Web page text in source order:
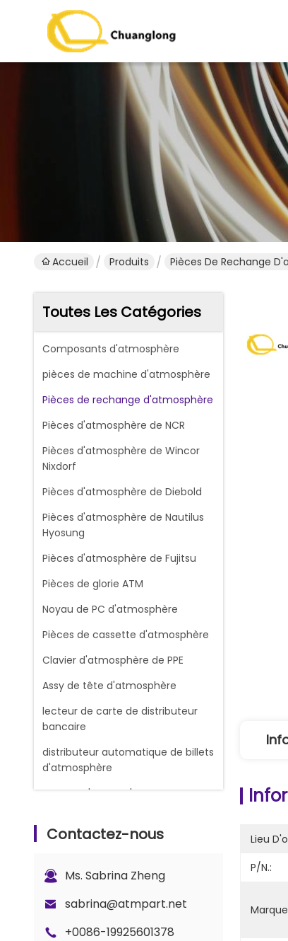
Accueil Produits Pièces De Rechange
Toutes Les Catégories
Composants d'atmosphère
pièces de machine d'atmosphère
Pièces de rechange d'atmosphère
Pièces d'atmosphère de NCR
Pièces d'atmosphère de Wincor
Nixdorf
Pièces d'atmosphère de Diebold
Pièces d'atmosphère de Nautilus
Hyosung
Pièces d'atmosphère de Fujitsu
Pièces de glorie ATM
Noyau de PC d'atmosphère
Pièces de cassette d'atmosphère
Clavier d'atmosphère de PPE
Assy de tête d'atmosphère
lecteur de carte de distributeur
bancaire
distributeur automatique de billets
d'atmosphère
RUBANS D'ENCRE D'IMPRIMERIE DE
Machine de change
banque
Pièces de rechange Glory Counter
ATM Cash Cassette
Contactez-nous
Ms. Sabrina Zheng
sabrina@atmpart.net
+0086-19925601378
Lieu
P/N.: